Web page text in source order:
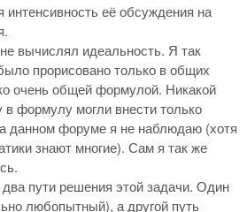
интенсивность её обсуждения на
вычислял идеальность. Я так
прорисовано только в общих
очень общей формулой. Никакой
в формулу могли внести только
данном форуме я не наблюдаю (хотя
знают многие). Сам я так же
пути решения этой задачи. Один
любопытный), а другой путь